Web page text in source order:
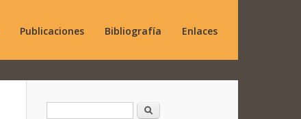
Publicaciones Bibliografía Enlaces
Formulario de búsqueda
Buscar